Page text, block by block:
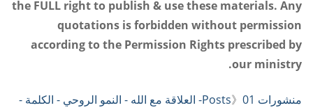
the FULL right to publish & use these materials. Any
quotations is forbidden without permission
according to the Permission Rights prescribed by
our ministry
.
منشورات Posts 》
01- العلاقة مع الله - النمو الروحي - الكلمة -